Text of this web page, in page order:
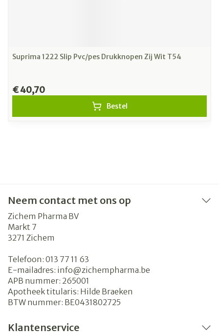
Suprima 1222 Slip Pvc/pes Drukknopen Zij Wit T54
€ 40,70
Bestel
Neem contact met ons op
Zichem Pharma BV
Markt 7
3271 Zichem
Telefoon: 013 77 11 63
E-mailadres: info@zichempharma.be
APB nummer: 265001
Apotheek titularis: Hilde Braeken
BTW nummer: BE0431802725
Klantenservice